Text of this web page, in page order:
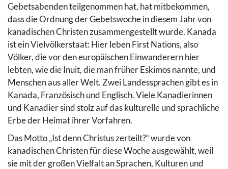
Gebetsabenden teilgenommen hat, hat mitbekommen,
dass die Ordnung der Gebetswoche in diesem Jahr von
kanadischen Christen zusammengestellt wurde. Kanada
ist ein Vielvölkerstaat: Hier leben First Nations, also
Völker, die vor den europäischen Einwanderern hier
lebten, wie die Inuit, die man früher Eskimos nannte, und
Menschen aus aller Welt. Zwei Landessprachen gibt es in
Kanada, Französisch und Englisch. Viele Kanadierinnen
und Kanadier sind stolz auf das kulturelle und sprachliche
Erbe der Heimat ihrer Vorfahren.
Das Motto „Ist denn Christus zerteilt?“ wurde von
kanadischen Christen für diese Woche ausgewählt, weil
sie mit der großen Vielfalt an Sprachen, Kulturen und